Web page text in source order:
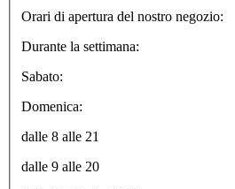
Orari di apertura del nostro negozio:
Durante la settimana:
Sabato:
Domenica:
dalle 8 alle 21
dalle 9 alle 20